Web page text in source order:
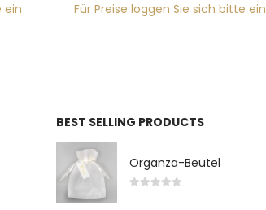
ein
Für Preise loggen Sie sich bitte ein
BEST SELLING PRODUCTS
Organza-Beutel